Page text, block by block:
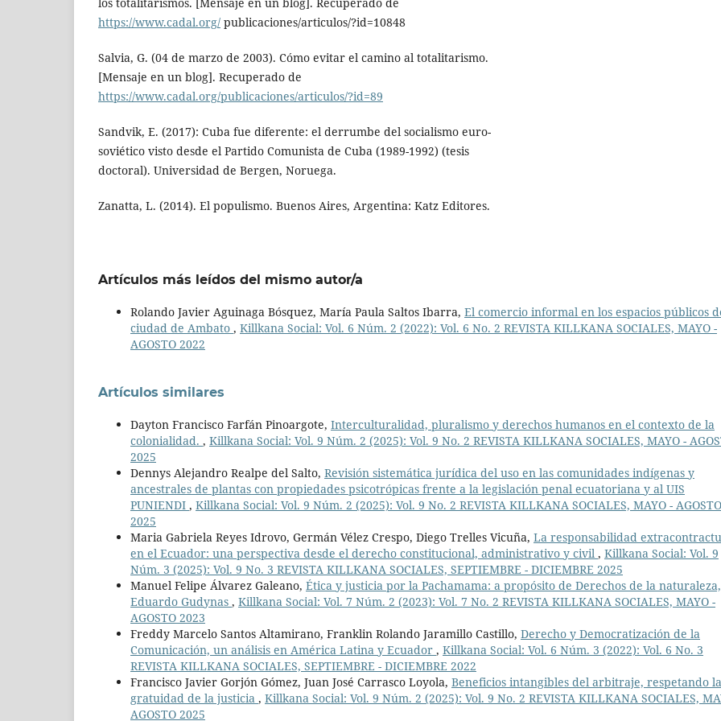
https://www.cadal.org/ publicaciones/articulos/?id=10848
Salvia, G. (04 de marzo de 2003). Cómo evitar el camino al totalitarismo.
[Mensaje en un blog]. Recuperado de
https://www.cadal.org/publicaciones/articulos/?id=89
Sandvik, E. (2017): Cuba fue diferente: el derrumbe del socialismo euro-
soviético visto desde el Partido Comunista de Cuba (1989-1992) (tesis
doctoral). Universidad de Bergen, Noruega.
Zanatta, L. (2014). El populismo. Buenos Aires, Argentina: Katz Editores.
Artículos más leídos del mismo autor/a
Rolando Javier Aguinaga Bósquez, María Paula Saltos Ibarra, El comercio informal en los espacios públicos
ciudad de Ambato , Killkana Social: Vol. 6 Núm. 2 (2022): Vol. 6 No. 2 REVISTA KILLKANA SOCIALES, MAYO -
AGOSTO 2022
Artículos similares
Dayton Francisco Farfán Pinoargote, Interculturalidad, pluralismo y derechos humanos en el contexto de la
colonialidad. , Killkana Social: Vol. 9 Núm. 2 (2025): Vol. 9 No. 2 REVISTA KILLKANA SOCIALES, MAYO -
2025
Dennys Alejandro Realpe del Salto, Revisión sistemática jurídica del uso en las comunidades indígenas y
ancestrales de plantas con propiedades psicotrópicas frente a la legislación penal ecuatoriana y al UIS
PUNIENDI , Killkana Social: Vol. 9 Núm. 2 (2025): Vol. 9 No. 2 REVISTA KILLKANA SOCIALES, MAYO - AGOSTO
2025
Maria Gabriela Reyes Idrovo, Germán Vélez Crespo, Diego Trelles Vicuña, La responsabilidad
en el Ecuador: una perspectiva desde el derecho constitucional, administrativo y civil , Killkana Social: Vol. 9
Núm. 3 (2025): Vol. 9 No. 3 REVISTA KILLKANA SOCIALES, SEPTIEMBRE - DICIEMBRE 2025
Manuel Felipe Álvarez Galeano, Ética y justicia por la Pachamama: a propósito de Derechos de la
Eduardo Gudynas , Killkana Social: Vol. 7 Núm. 2 (2023): Vol. 7 No. 2 REVISTA KILLKANA SOCIALES, MAYO -
AGOSTO 2023
Freddy Marcelo Santos Altamirano, Franklin Rolando Jaramillo Castillo, Derecho y Democratización de la
Comunicación, un análisis en América Latina y Ecuador , Killkana Social: Vol. 6 Núm. 3 (2022): Vol. 6 No. 3
REVISTA KILLKANA SOCIALES, SEPTIEMBRE - DICIEMBRE 2022
Francisco Javier Gorjón Gómez, Juan José Carrasco Loyola, Beneficios intangibles del arbitraje, respetando la
gratuidad de la justicia , Killkana Social: Vol. 9 Núm. 2 (2025): Vol. 9 No. 2 REVISTA KILLKANA SOCIALES,
AGOSTO 2025